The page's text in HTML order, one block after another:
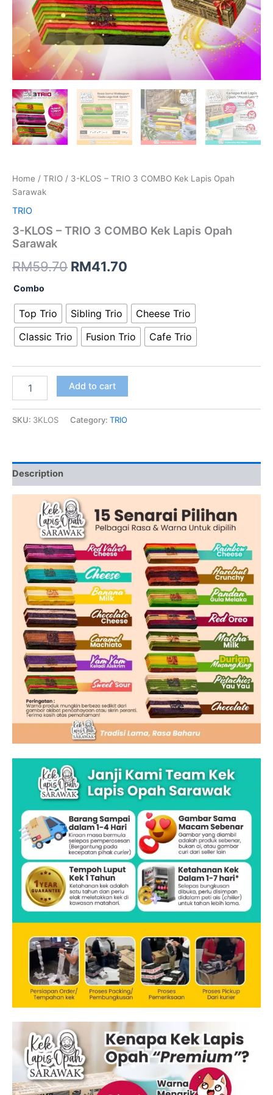
Home / TRIO / 3-KLOS – TRIO 3 COMBO Kek Lapis Opah
Sarawak
TRIO
3-KLOS – TRIO 3 COMBO Kek Lapis Opah
Sarawak
RM59.70 RM41.70
Combo
Top Trio Sibling Trio
Cheese Trio
Classic Trio
Fusion Trio Cafe Trio
Add to cart
SKU: 3KLOS Category: TRIO
Description